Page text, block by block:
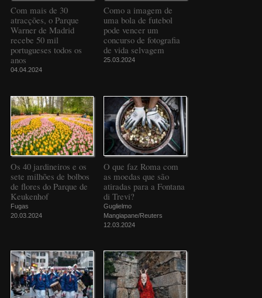
Com mais de 30
atracções, o Parque
Warner de Madrid
recebe 50 mil
portugueses todos os
anos
04.04.2024
Como a imagem de
uma bola de futebol
pode vencer um
concurso de fotografia
de vida selvagem
25.03.2024
Os 40 jardineiros e os
sete milhões de bolbos
de flores do Parque de
Keukenhof
Fugas
20.03.2024
O que faz Roma com
as moedas que são
atiradas para a Fontana
di Trevi?
Guglielmo
Mangiapane/Reuters
12.03.2024